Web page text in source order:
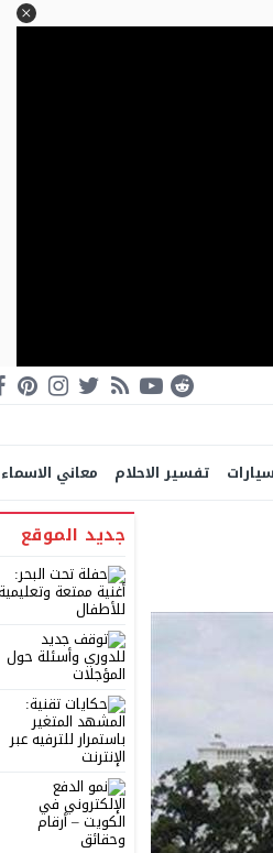
سيارات تفسير الاحلام معاني الاسماء
جديد الموقع